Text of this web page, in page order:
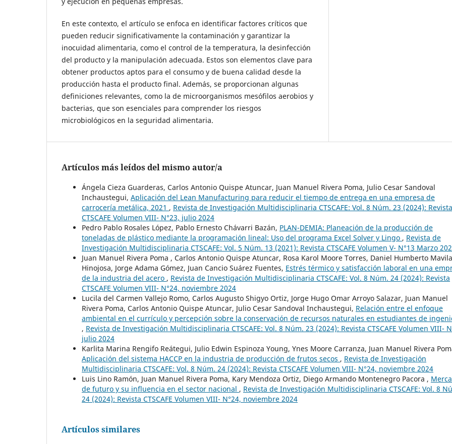
En este contexto, el artículo se enfoca en identificar factores críticos que
pueden reducir significativamente la contaminación y garantizar la
inocuidad alimentaria, como el control de la temperatura, la desinfección
del producto y la manipulación adecuada. Estos son elementos clave para
obtener productos aptos para el consumo y de buena calidad desde la
producción hasta el producto final. Además, se proporcionan algunas
definiciones relevantes, como la de microorganismos mesófilos aerobios y
bacterias, que son esenciales para comprender los riesgos
microbiológicos en la seguridad alimentaria.
Artículos más leídos del mismo autor/a
Ángela Cieza Guarderas, Carlos Antonio Quispe Atuncar, Juan Manuel Rivera Poma, Julio Cesar Sandoval
Inchaustegui, Aplicación del Lean Manufacturing para reducir el tiempo de entrega en una empresa de
carrocería metálica, 2021 , Revista de Investigación Multidisciplinaria CTSCAFE: Vol. 8 Núm. 23 (2024): Revista
CTSCAFE Volumen VIII- N°23, julio 2024
Pedro Pablo Rosales López, Pablo Ernesto Chávarri Bazán, PLAN-DEMIA: Planeación de la producción de
toneladas de plástico mediante la programación lineal: Uso del programa Excel Solver y Lingo , Revista de
Investigación Multidisciplinaria CTSCAFE: Vol. 5 Núm. 13 (2021): Revista CTSCAFE Volumen V- N°13 Marzo
Juan Manuel Rivera Poma , Carlos Antonio Quispe Atuncar, Rosa Karol Moore Torres, Daniel Humberto Mavila
Hinojosa, Jorge Adama Gómez, Juan Cancio Suárez Fuentes, Estrés térmico y satisfacción laboral en una
de la industria del acero , Revista de Investigación Multidisciplinaria CTSCAFE: Vol. 8 Núm. 24 (2024): Revista
CTSCAFE Volumen VIII- N°24, noviembre 2024
Lucila del Carmen Vallejo Romo, Carlos Augusto Shigyo Ortiz, Jorge Hugo Omar Arroyo Salazar, Juan Manuel
Rivera Poma, Carlos Antonio Quispe Atuncar, Julio Cesar Sandoval Inchaustegui, Relación entre el enfoque
ambiental en el currículo y percepción sobre la conservación de recursos naturales en estudiantes de
, Revista de Investigación Multidisciplinaria CTSCAFE: Vol. 8 Núm. 23 (2024): Revista CTSCAFE Volumen VIII-
julio 2024
Karlita Marina Rengifo Reátegui, Julio Edwin Espinoza Young, Ynes Moore Carranza, Juan Manuel Rivera
Aplicación del sistema HACCP en la industria de producción de frutos secos , Revista de Investigación
Multidisciplinaria CTSCAFE: Vol. 8 Núm. 24 (2024): Revista CTSCAFE Volumen VIII- N°24, noviembre 2024
Luis Lino Ramón, Juan Manuel Rivera Poma, Kary Mendoza Ortiz, Diego Armando Montenegro Pacora ,
de futuro y su influencia en el sector nacional , Revista de Investigación Multidisciplinaria CTSCAFE: Vol. 8
24 (2024): Revista CTSCAFE Volumen VIII- N°24, noviembre 2024
Artículos similares